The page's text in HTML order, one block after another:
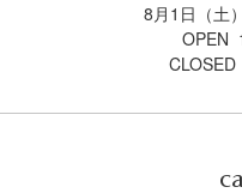
8月1日（土
OPEN